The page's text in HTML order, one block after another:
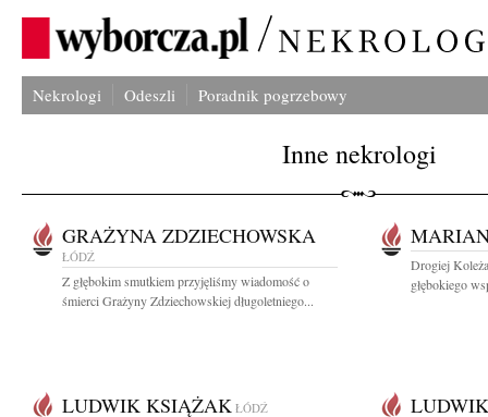
Nekrologi Odeszli Poradnik pogrzebowy
Inne nekrologi
GRAŻYNA ZDZIECHOWSKA
ŁÓDŹ
Z głębokim smutkiem przyjęliśmy wiadomość o
śmierci Grażyny Zdziechowskiej długoletniego...
Drogiej
głębokiego
LUDWIK KSIĄŻAK ŁÓDŹ